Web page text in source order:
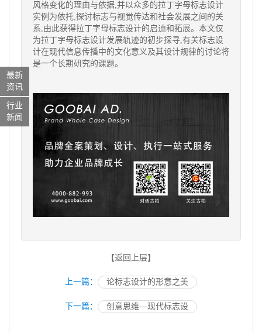
风格变化的理由与依据,并以众多的拉丁字母标志设计
实例为依托,探讨标志与视觉传达和社会发展之间的关
系,由此获得拉丁字母标志设计的启迪和拓展。本文仅
为拉丁字母标志设计发展轨迹的初步探寻,有关标志设
计在现代信息传播中的文化意义及其设计规律的讨论将
是一个长期研究的课题。
【返回上层】
上一篇： 论标志设计的形意之美
下一篇： 创意思维—现代标志设
最新
资讯
行业
新闻